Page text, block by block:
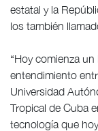
estatal y la
los también
“Hoy comienza
entendimiento
Universidad
Tropical de Cuba
tecnología que